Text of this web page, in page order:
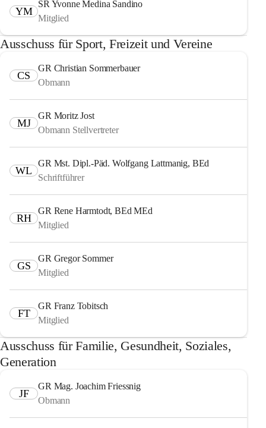
YM
SR Yvonne Medina Sandino
Mitglied
Ausschuss für Sport, Freizeit und Vereine
CS
GR Christian Sommerbauer
Obmann
MJ
GR Moritz Jost
Obmann Stellvertreter
WL
GR Mst. Dipl.-Päd. Wolfgang Lattmanig, BEd
Schriftführer
RH
GR Rene Harmtodt, BEd MEd
Mitglied
GS
GR Gregor Sommer
Mitglied
FT
GR Franz Tobitsch
Mitglied
Ausschuss für Familie, Gesundheit, Soziales,
Generation
JF
GR Mag. Joachim Friessnig
Obmann